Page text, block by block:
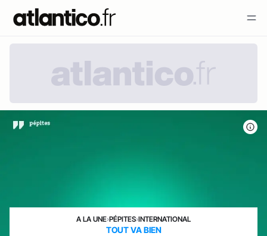
A LA UNE›PÉPITES›INTERNATIONAL
TOUT VA BIEN